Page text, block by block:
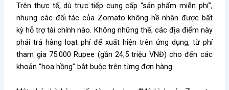
Trên thực tế, dù trực tiếp cung cấp “sản phẩm miễn phí”,
nhưng các đối tác của Zomato không hề nhận được bất
kỳ hỗ trợ tài chính nào. Không những thế, các địa điểm này
phải trả hàng loạt phí để xuất hiện trên ứng dụng, từ phí
tham gia 75.000 Rupee (gần 24,5 triệu VNĐ) cho đến các
khoản “hoa hồng” bắt buộc trên từng đơn hàng.